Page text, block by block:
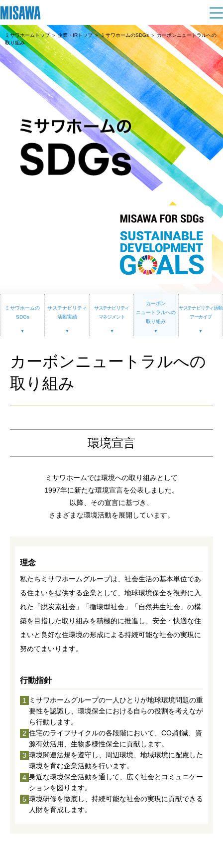
住まい
建てる [注文住宅]
商品ラインアップ
デザイン
テクノロジー（住まいの性能）
建築事例・建築実例
分譲住宅（建売・土地）検索
中古住宅検索
分譲マンション検索
売る [MISAWA RELAY]
これから住まいをご検討の方
多彩な動画やこだわりが詰まった建築実例、注目の最新情報など、
住まいづくりを楽しく学べるデジタルラウンジです。
土地活用
個人のお客さま
賃貸併用住宅
企業不動産活用（CRE）戦略
社宅建築
医療・介護・子育て・障がい福祉施設
これから土地活用・賃貸経営をご検討の方
営に役立つ多彩な情報を幅広くお届けします。
ホームラウンジ 土地活用・賃貸経営
リフォーム
戸建て・マンション
ミサワリフォームとは
事業用リノベーション
ホテル・旅館リフォーム
リフォーム営業所
これからリフォームをご検討の方
ォームの具体策とアイデアを豊富にご用意しています。
ホームラウンジ リフォーム
まちづくり
複合開発・投資開発
建築再生事業
事業用売買
事業用地・事業用建物
分譲用地
すべてのフィールドに新しい価値をデザインし、持続可能な未来志
向のまちづくりを実現していきます。
ミサワゼネラルソリューション
オーナーサポート
住まいるりんぐ（ロングサポート）
ミサワリフォーム
ご相談窓口
お客様センター
ミサワホームオーナーさま・リフォーム工事ご契約者さまとミサワ
ホームを結ぶコミュニケーションサイト。お得・便利・安心なコン
ミサワオーナーズクラブ
MISAWAについて
ミサワホームグループ
SDGs
環境活動
海外事業
ミサワホームトップ＞企業・IRトップ＞ミサワホームのSDGs＞ カーボンニュートラルへの
取り組み
ミサワホームの
SDGs
サステナビリティ
活動実績
サステナビリティ
マネジメント
カーボン
ニュートラルへの
取り組み
サステナビリティ活動
アーカイブ
カーボンニュートラルへの
取り組み
環境宣言
ミサワホームでは環境への取り組みとして
1997年に新たな環境宣言を公表しました。
以降、その宣言に基づき、
さまざまな環境活動を展開しています。
理念
私たちミサワホームグループは、社会生活の基本単位であ
る住まいを提供する企業として、地球環境保全を視野に入
れた「脱炭素社会」「循環型社会」「自然共生社会」の構
築を目指した取り組みを積極的に推進し、安全・快適な住
まいと良好な住環境の形成による持続可能な社会の実現に
努めてまいります。
行動指針
1 ミサワホームグループの一人ひとりが地球環境問題の重
要性を認識し、環境保全における自らの役割を考えなが
ら行動します。
2 住宅のライフサイクルの各段階において、CO₂削減、資
源有効活用、生物多様性保全に貢献します。
3 環境関連法規を遵守し、周辺環境、地域環境に配慮した
環境を育む企業活動を行います。
4 身近な環境保全活動を通して、広く社会とコミュニケー
ションを図ります。
5 環境研修を徹底し、持続可能な社会の実現に貢献できる
人財を育成します。